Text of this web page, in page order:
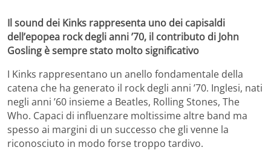
Il sound dei Kinks rappresenta uno dei capisaldi
dell’epopea rock degli anni ’70, il contributo di John
Gosling è sempre stato molto significativo
I Kinks rappresentano un anello fondamentale della
catena che ha generato il rock degli anni ’70. Inglesi, nati
negli anni ’60 insieme a Beatles, Rolling Stones, The
Who. Capaci di influenzare moltissime altre band ma
spesso ai margini di un successo che gli venne la
riconosciuto in modo forse troppo tardivo.